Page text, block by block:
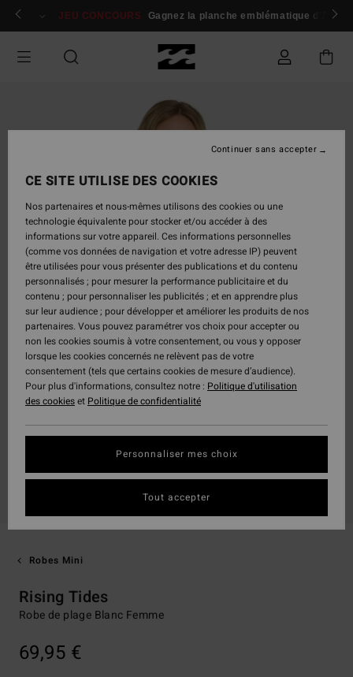
Passer
Se connecter / s'inscrire
JEU CONCOURS Gagnez la planche emblématique d'Andy
Robes Mini
Rising Tides
Robe de plage Blanc Femme
69,95 €
CE SITE UTILISE DES COOKIES
Nos partenaires et nous-mêmes utilisons des cookies ou une
technologie équivalente pour stocker et/ou accéder à des
informations sur votre appareil. Ces informations personnelles
(comme vos données de navigation et votre adresse IP) peuvent
être utilisées pour vous présenter des publications et du contenu
personnalisés ; pour mesurer la performance publicitaire et du
contenu ; pour personnaliser les publicités ; et en apprendre plus
sur leur audience ; pour développer et améliorer les produits de nos
partenaires. Vous pouvez paramétrer vos choix pour accepter ou
non les cookies soumis à votre consentement, ou vous y opposer
lorsque les cookies concernés ne relèvent pas de votre
consentement (tels que certains cookies de mesure d’audience).
Pour plus d'informations, consultez notre : Politique d'utilisation
des cookieset Politique de confidentialité
Personnaliser mes choix
Continuer sans accepter
Tout accepter